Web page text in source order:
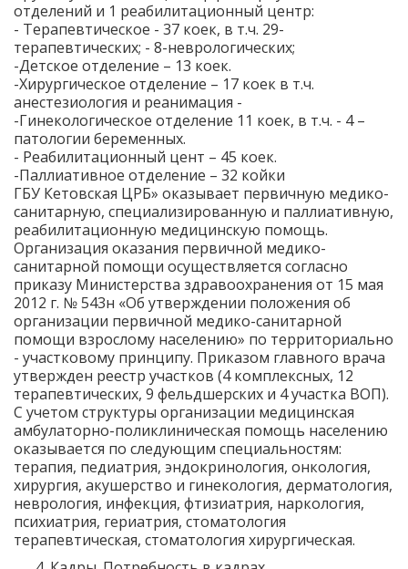
отделений и 1 реабилитационный центр:
- Терапевтическое - 37 коек, в т.ч. 29-
терапевтических; - 8-неврологических;
-Детское отделение – 13 коек.
-Хирургическое отделение – 17 коек в т.ч.
анестезиология и реанимация -
-Гинекологическое отделение 11 коек, в т.ч. - 4 –
патологии беременных.
- Реабилитационный цент – 45 коек.
-Паллиативное отделение – 32 койки
ГБУ Кетовская ЦРБ» оказывает первичную медико-
санитарную, специализированную и паллиативную,
реабилитационную медицинскую помощь.
Организация оказания первичной медико-
санитарной помощи осуществляется согласно
приказу Министерства здравоохранения от 15 мая
2012 г. № 543н «Об утверждении положения об
организации первичной медико-санитарной
помощи взрослому населению» по территориально
- участковому принципу. Приказом главного врача
утвержден реестр участков (4 комплексных, 12
терапевтических, 9 фельдшерских и 4 участка ВОП).
С учетом структуры организации медицинская
амбулаторно-поликлиническая помощь населению
оказывается по следующим специальностям:
терапия, педиатрия, эндокринология, онкология,
хирургия, акушерство и гинекология, дерматология,
неврология, инфекция, фтизиатрия, наркология,
психиатрия, гериатрия, стоматология
терапевтическая, стоматология хирургическая.